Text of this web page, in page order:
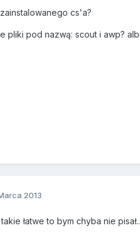
cs'a?
pliki pod nazwą: scout i awp?
2013
łatwe to bym chyba nie